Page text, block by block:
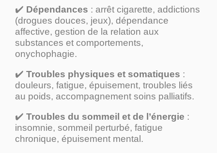
✔️ Dépendances : arrêt cigarette, addictions
(drogues douces, jeux), dépendance
affective, gestion de la relation aux
substances et comportements,
onychophagie.
✔️ Troubles physiques et somatiques :
douleurs, fatigue, épuisement, troubles liés
au poids, accompagnement soins palliatifs.
✔️ Troubles du sommeil et de l’énergie :
insomnie, sommeil perturbé, fatigue
chronique, épuisement mental.